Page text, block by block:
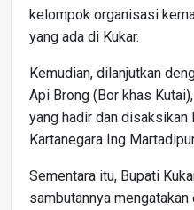
kelompok organisasi
yang ada di Kukar.
Kemudian, dilanjutkan
Api Brong (Bor khas
yang hadir dan disaksikan
Kartanegara Ing
Sementara itu, Bupati
sambutannya mengatakan